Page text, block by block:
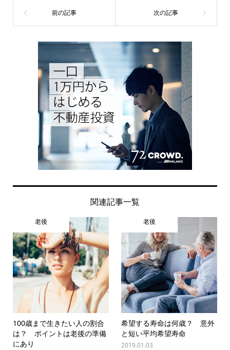
関連記事一覧
老後
100歳まで生きたい人の割合
は？ ポイントは老後の準備
にあり
老後
希望する寿命は何歳？ 意外
と短い平均希望寿命
2019.01.03